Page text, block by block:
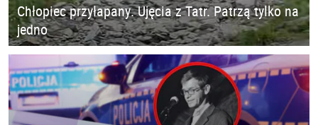
Chłopiec przyłapany. Ujęcia z Tatr. Patrzą tylko na
jedno